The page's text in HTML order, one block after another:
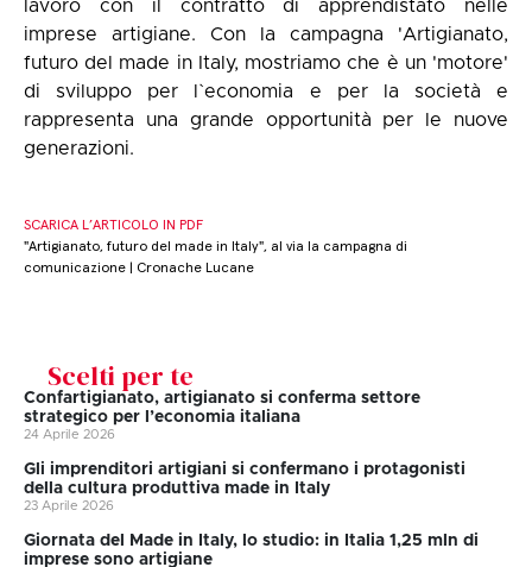
lavoro con il contratto di apprendistato nelle
imprese artigiane. Con la campagna 'Artigianato,
futuro del made in Italy, mostriamo che è un 'motore'
di sviluppo per l`economia e per la società e
rappresenta una grande opportunità per le nuove
generazioni.
SCARICA L’ARTICOLO IN PDF
"Artigianato, futuro del made in Italy", al via la campagna di
comunicazione | Cronache Lucane
Scelti per te
Confartigianato, artigianato si conferma settore
strategico per l’economia italiana
24 Aprile 2026
Gli imprenditori artigiani si confermano i protagonisti
della cultura produttiva made in Italy
23 Aprile 2026
Giornata del Made in Italy, lo studio: in Italia 1,25 mln di
imprese sono artigiane